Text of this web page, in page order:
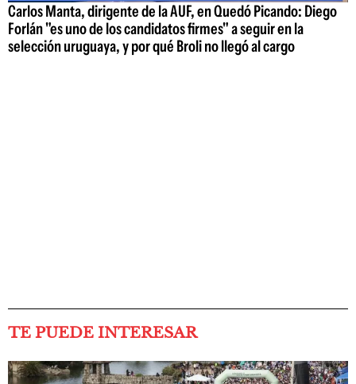
Carlos Manta, dirigente de la AUF, en Quedó Picando: Diego
Forlán "es uno de los candidatos firmes" a seguir en la
selección uruguaya, y por qué Broli no llegó al cargo
TE PUEDE INTERESAR